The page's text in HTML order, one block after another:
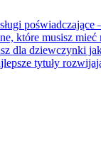
poświadczające
które musisz mieć
dla dziewczynki
tytuły